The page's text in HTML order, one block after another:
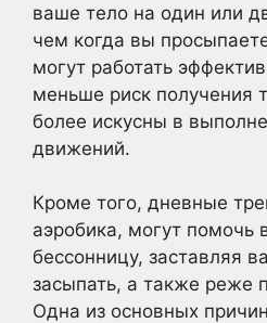
ваше тело на один или
чем когда вы
могут работать
меньше риск получения
более искусны в
движений.
Кроме того, дневные
аэробика, могут помочь
бессонницу, заставляя
засыпать, а также реже
Одна из основных